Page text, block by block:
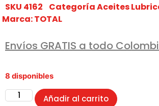
SKU 4162 CategoríaAceites
Marca:TOTAL
Envíos GRATIS a todo
8 disponibles
Añadir al carrito